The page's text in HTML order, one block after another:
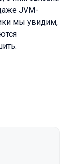
JVM-
мы увидим,